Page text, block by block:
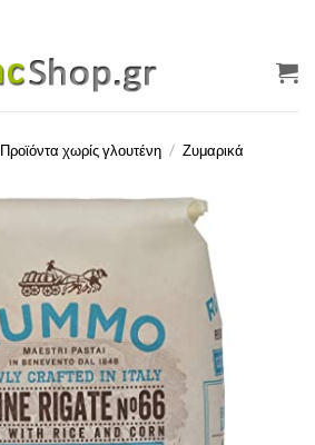
Προϊόντα χωρίς γλουτένη / Ζυμαρικά